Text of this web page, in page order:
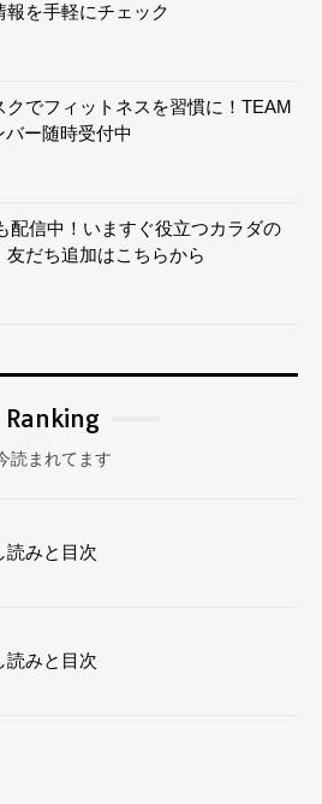
報を手軽にチェック
クでフィットネスを習慣に！TEAM
バー随時受付中
配信中！いますぐ役立つカラダの
友だち追加はこちらから
Ranking
読まれてます
読みと目次
読みと目次